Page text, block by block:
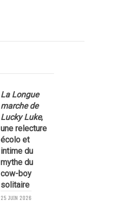
La Longue
marche de
Lucky Luke,
une relecture
écolo et
intime du
mythe du
cow-boy
solitaire
25 JUIN 2026